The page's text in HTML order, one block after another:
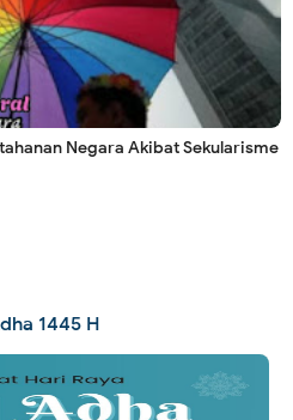
Negara Akibat Sekularisme
1445 H